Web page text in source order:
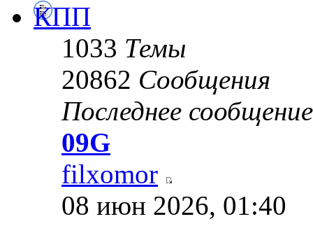
КПП
1033 Темы
20862 Сообщения
Последнее сообщение
09G
filxomor
08 июн 2026, 01:40